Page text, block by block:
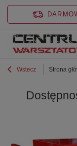
Wstecz Strona